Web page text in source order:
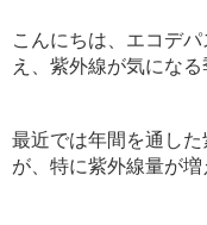
こんにちは、エコデ
え、紫外線が気になる
最近では年間を通し
が、特に紫外線量が増